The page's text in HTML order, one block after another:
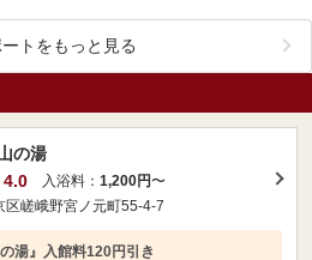
トをもっと見る
の湯
4.0
入浴料： 1,200円〜
区嵯峨野宮ノ元町55-4-7
湯』入館料120円引き